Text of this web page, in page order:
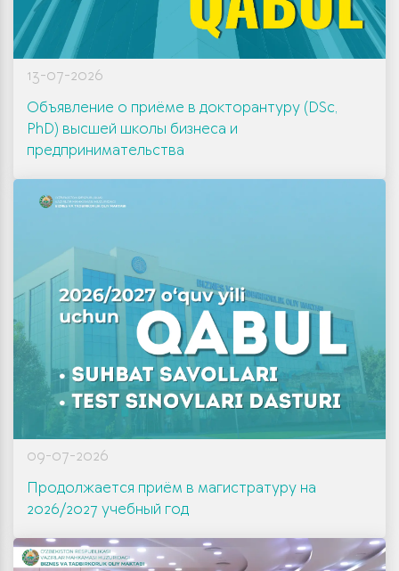
13-07-2026
Объявление о приёме в докторантуру (DSc,
PhD) высшей школы бизнеса и
предпринимательства
09-07-2026
Продолжается приём в магистратуру на
2026/2027 учебный год